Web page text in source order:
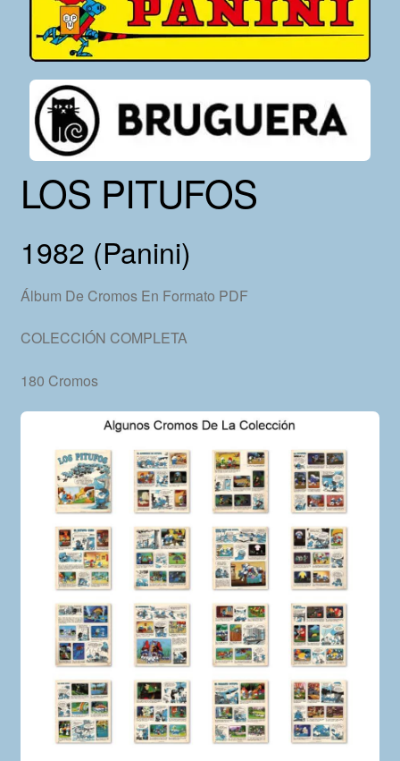
LOS PITUFOS
1982 (Panini)
Álbum De Cromos En Formato PDF
COLECCIÓN COMPLETA
180 Cromos